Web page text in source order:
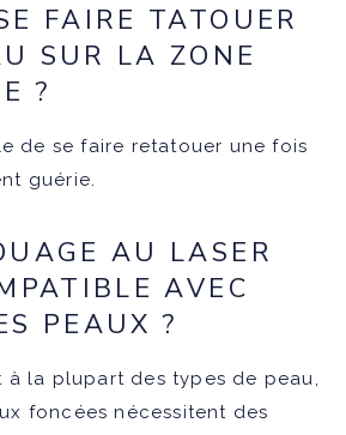
FAIRE TATOUER
SUR LA ZONE
?
de se faire retatouer une fois
guérie.
AU LASER
AVEC
PEAUX ?
à la plupart des types de peau,
foncées nécessitent des